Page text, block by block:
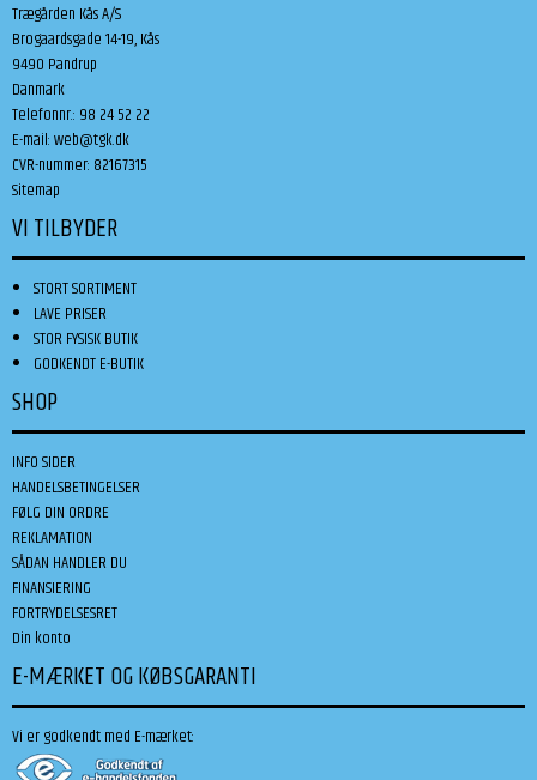
Trægården Kås A/S
Brogaardsgade 14-19, Kås
9490 Pandrup
Danmark
Telefonnr.: 98 24 52 22
E-mail:web@tgk.dk
CVR-nummer: 82167315
Sitemap
VI TILBYDER
STORT SORTIMENT
LAVE PRISER
STOR FYSISK BUTIK
GODKENDT E-BUTIK
SHOP
INFO SIDER
HANDELSBETINGELSER
FØLG DIN ORDRE
REKLAMATION
SÅDAN HANDLER DU
FINANSIERING
FORTRYDELSESRET
Din konto
E-MÆRKET OG KØBSGARANTI
Vi er godkendt med E-mærket: